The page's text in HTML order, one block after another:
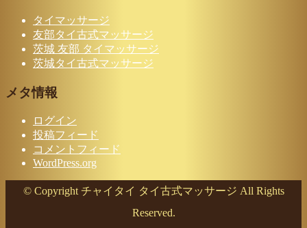
タイマッサージ
友部タイ古式マッサージ
茨城 友部 タイマッサージ
茨城タイ古式マッサージ
メタ情報
ログイン
投稿フィード
コメントフィード
WordPress.org
© Copyright チャイタイ タイ古式マッサージ All Rights
Reserved.